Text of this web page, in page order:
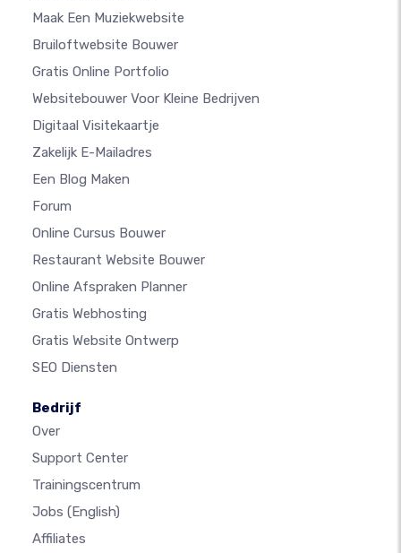
Maak Een Muziekwebsite
Bruiloftwebsite Bouwer
Gratis Online Portfolio
Websitebouwer Voor Kleine Bedrijven
Digitaal Visitekaartje
Zakelijk E-Mailadres
Een Blog Maken
Forum
Online Cursus Bouwer
Restaurant Website Bouwer
Online Afspraken Planner
Gratis Webhosting
Gratis Website Ontwerp
SEO Diensten
Bedrijf
Over
Support Center
Trainingscentrum
Jobs (English)
Affiliates